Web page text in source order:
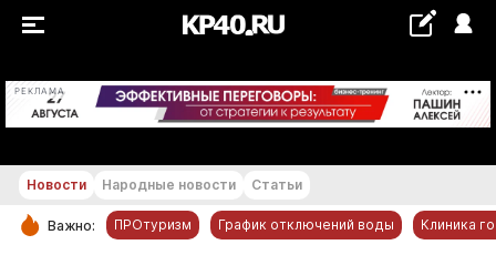
РЕКЛАМА +29...+30 °С
Новости Народные новости Статьи
Важно: ПРОтуризм График отключений воды Клиника